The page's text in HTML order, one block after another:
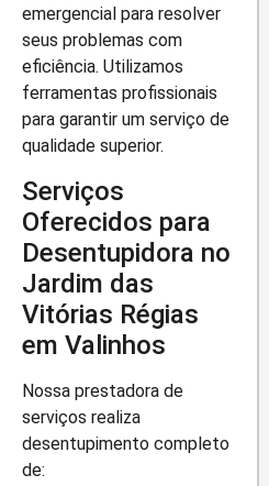
emergencial para resolver
seus problemas com
eficiência. Utilizamos
ferramentas profissionais
para garantir um serviço de
qualidade superior.
Serviços
Oferecidos para
Desentupidora no
Jardim das
Vitórias Régias
em Valinhos
Nossa prestadora de
serviços realiza
desentupimento completo
de: